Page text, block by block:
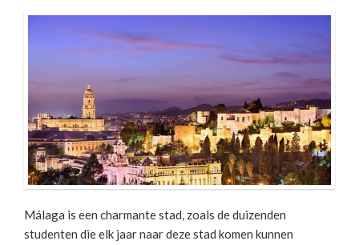
Málaga is een charmante stad, zoals de duizenden
studenten die elk jaar naar deze stad komen kunnen